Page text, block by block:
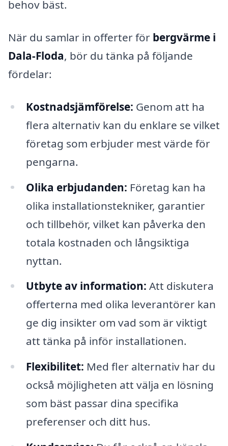
behov bäst.
När du samlar in offerter för bergvärme i
Dala-Floda, bör du tänka på följande
fördelar:
Kostnadsjämförelse: Genom att ha
flera alternativ kan du enklare se vilket
företag som erbjuder mest värde för
pengarna.
Olika erbjudanden: Företag kan ha
olika installationstekniker, garantier
och tillbehör, vilket kan påverka den
totala kostnaden och långsiktiga
nyttan.
Utbyte av information: Att diskutera
offerterna med olika leverantörer kan
ge dig insikter om vad som är viktigt
att tänka på inför installationen.
Flexibilitet: Med fler alternativ har du
också möjligheten att välja en lösning
som bäst passar dina specifika
preferenser och ditt hus.